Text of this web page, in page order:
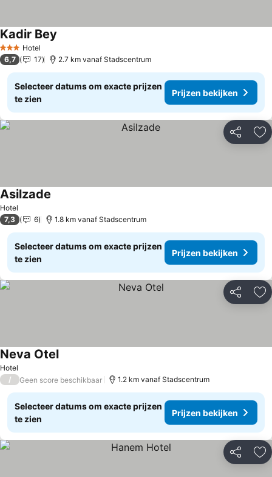
3 SterrenHotel
Kadir Bey
6,7 17 2.7 km vanaf Stadscentrum
Selecteer datums om exacte prijzen
te zien
Prijzen bekijken
Delen
Hotel
Asilzade
7,3 6 1.8 km vanaf Stadscentrum
Selecteer datums om exacte prijzen
te zien
Prijzen bekijken
Delen
Hotel
Neva OtelPrijzen bekijken
/ Geen score beschikbaar 1.2 km vanaf Stadscentrum
Selecteer datums om exacte prijzen
te zien
Prijzen bekijken
Delen